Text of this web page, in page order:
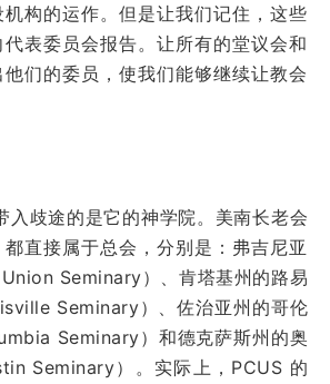
构的运作。但是让我们记住，这些
表委员会报告。让所有的堂议会和
们的委员，使我们能够继续让教会
入歧途的是它的神学院。美南长老会
直接属于总会，分别是：弗吉尼亚
Seminary）、肯塔基州的路易
Seminary）、佐治亚州的哥伦
Seminary）和德克萨斯州的奥
Seminary）。实际上，PCUS 的